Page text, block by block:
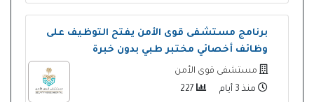
برنامج مستشفى قوى الأمن يفتح التوظيف على
وظائف أخصائي مختبر طبي بدون خبرة
مستشفى قوى الأمن
منذ 3 أيام